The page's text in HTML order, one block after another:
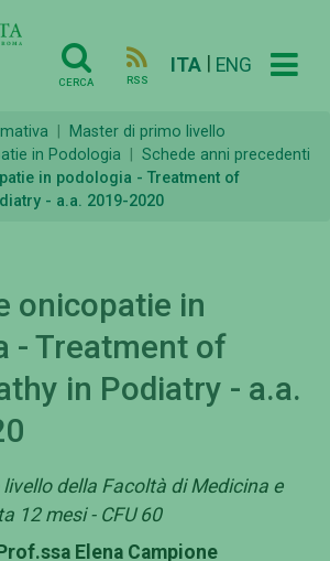
CERCA RSS
ITA ENG
Master di primo livello
in Podologia
Schede anni precedenti
in podologia - Treatment of
- a.a. 2019-2020
onicopatie in
- Treatment of
in Podiatry - a.a.
della Facoltà di Medicina e
12 mesi - CFU 60
Elena Campione